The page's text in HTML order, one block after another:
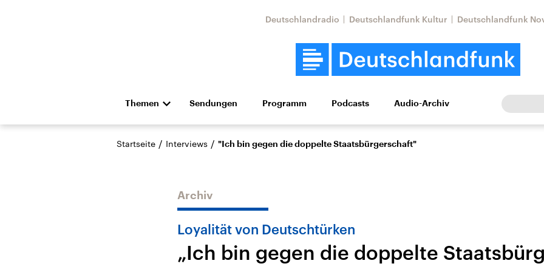
Deutschlandradio Deutschlandfunk Kultur Deutschlandfunk
Themen
Die Nachrichten Politik Wirtschaft Wissen Kultur Europa
Hörspiel und Feature Musik
Landtagswahl Sachsen-
Anhalt 2026
USA
Aktuelle Beiträge,
Nahostkonflikt
Aktuelle Lage und
Iran
Aktuelle Lage und
Sendungen Programm Podcasts Audio-Archiv
Startseite / Interviews / "Ich bin gegen die doppelte Staatsbürgerschaft"
Archiv
Loyalität von Deutschtürken
„Ich bin gegen die doppelte